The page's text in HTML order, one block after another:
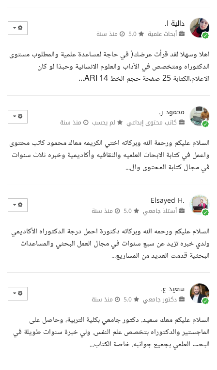
دالية ا.
أبحاث علمية منذ سنة
اهلا وسهلا لقد قرأت عرضك( في حاجة لمساعدة علمية والمطلوب مستوى
الدكتوراه ومتخصص في الآداب والعلوم الانسانية وحبذا لو كان
الاعلام،الكتابة 25 صفحة حجم الخط 14 ARI...
محمود ر.
كاتب محتوى إبداعي لم يحسب منذ سنة
السلام عليكم ورحمة الله وبركاته اختي الكريمه معاك محمود كاتب محتوى
واعمل في كتابة الابحاث العلميه والثقافيه وأكاديمية وخبره ثلاث سنوات
في مجال كتابة المحتوى وال...
Elsayed H.
أستاذ جامعي منذ سنة
السلام عليكم ورحمه الله وبركاته دكتورة احمل درجة الدكتوراه الأكاديمي
ولدي خبره تزيد عن سبع سنوات في مجال العمل البحثي والمساعدات
البحثية قدمت العديد من المشاريع...
سعيد ع.
دكتور جامعي منذ سنة
السلام عليكم معك سعيد. دكتور جامعي بكلية التربية، وحاصل على
الماجستير والدكتوراه بتخصص علم النفس. ولي خبرة سنوات طويلة في
البحث العلمي بجميع جوانبه. خاصة الكتاب...